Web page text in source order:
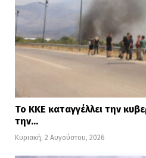
Το ΚΚΕ καταγγέλλει την
την…
Κυριακή, 2 Αυγούστου, 2026